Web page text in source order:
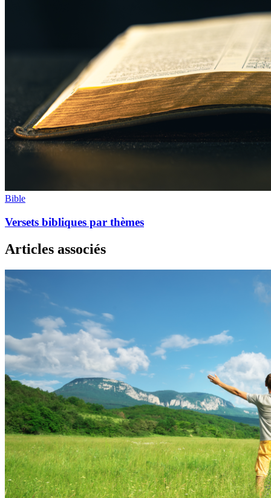
Bible
Versets bibliques par thèmes
Articles associés